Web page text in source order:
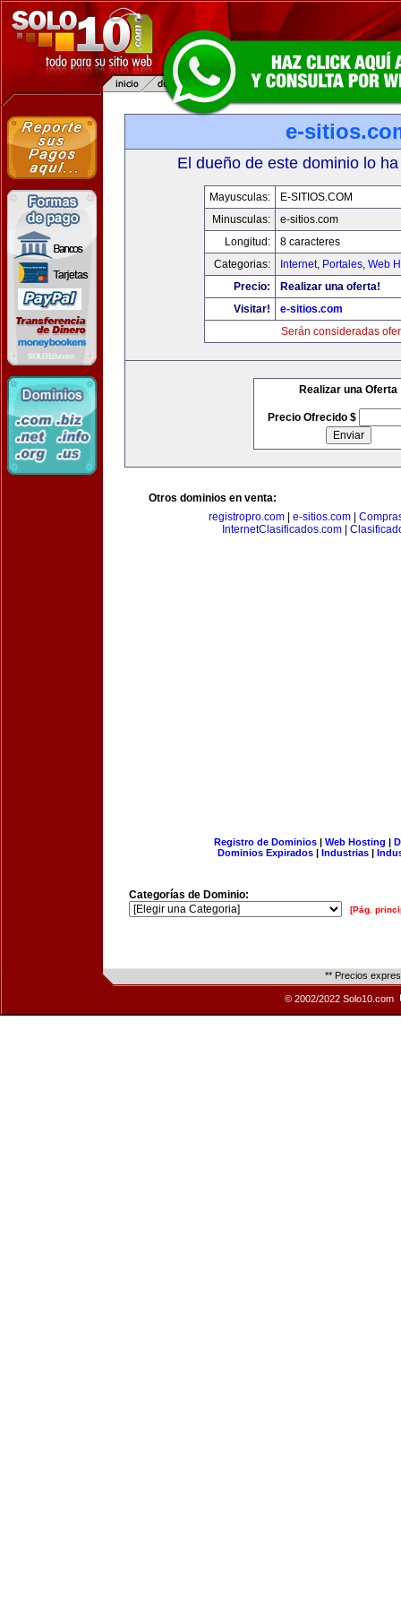
e-
El dueño de este dominio lo
Mayusculas:
E-SITIOS.COM
Minusculas:
e-sitios.com
Longitud:
8 caracteres
Categorias:
Internet, Portales, Web
Precio:
Realizar una oferta!
Visitar!
e-sitios.com
Serán consideradas
Realizar una Oferta
Precio Ofrecido $
Otros dominios en venta:
registropro.com
e-sitios.com
InternetClasificados.com|
Registro de Dominios| Web Hosting |
Dominios Expirados | Industrias |
Categorías de Dominio:
[Pág.
** Precios
© 2002/2022 Solo10.com